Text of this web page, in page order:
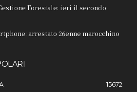
Forestale: ieri il secondo
arrestato 26enne marocchino
15672